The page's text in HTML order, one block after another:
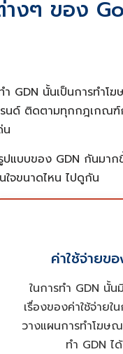
างๆ ของ
GDN นั้นเป็นการทำโ
นด์ ติดตามทุกกฎเกณ
น
ปแบบของ GDN กันมาก
ใจขนาดไหน ไปดูกัน
ค่าใช้จ่ายข
ในการทำ GDN นั้
เรื่องของค่าใช้จ่าย
วางแผนการทำโฆษ
ทำ GDN ไ
แบบหลักๆ ด้วยกัน
เป็นการจ่ายค่า
โฆษณา(จ่าย 1 ครั้ง
Per Thousand
ค่าโฆษณาเมื่อโฆษณ